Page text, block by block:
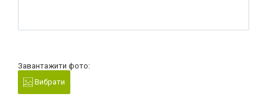
Завантажити фото:
Вибрати